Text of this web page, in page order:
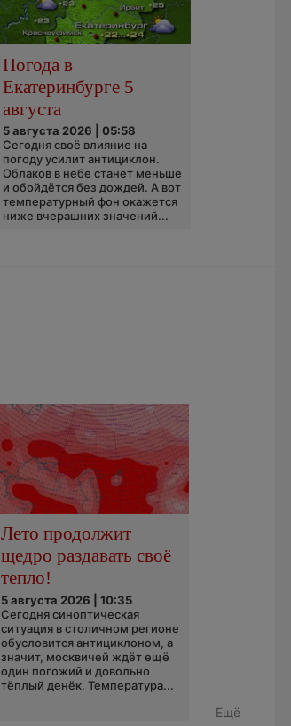
Погода в
Екатеринбурге 5
августа
5 августа 2026 | 05:58
Сегодня своё влияние на
погоду усилит антициклон.
Облаков в небе станет меньше
и обойдётся без дождей. А вот
температурный фон окажется
ниже вчерашних значений...
Лето продолжит
щедро раздавать своё
тепло!
5 августа 2026 | 10:35
Сегодня синоптическая
ситуация в столичном регионе
обусловится антициклоном, а
значит, москвичей ждёт ещё
один погожий и довольно
тёплый денёк. Температура...
Ещё